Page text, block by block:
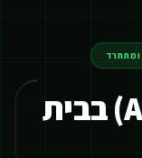
ומתחרד
בינה מלאכותית (AI) בבית